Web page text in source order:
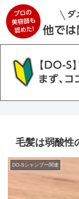
毛髪は弱酸性
DO-Sシャンプー関連